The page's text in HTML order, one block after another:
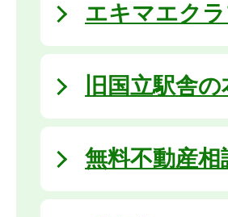
エキマエク
旧国立駅舎
無料不動産